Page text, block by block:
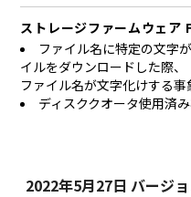
ストレージファームウェア
ファイル名に特定の文字
イルをダウンロードした際、
ファイル名が文字化けする事
ディスククオータ使用済
2022年5月27日 バージ